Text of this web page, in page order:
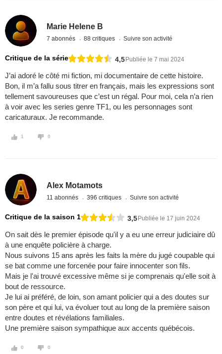
Marie Helene B
7 abonnés 88 critiques Suivre son activité
Critique de la série 4,5Publiée le 7 mai 2024
J’ai adoré le côté mi fiction, mi documentaire de cette histoire.
Bon, il m’a fallu sous titrer en français, mais les expressions sont
tellement savoureuses que c’est un régal. Pour moi, cela n’a rien
à voir avec les series genre TF1, ou les personnages sont
caricaturaux. Je recommande.
1 0
Alex Motamots
11 abonnés 396 critiques Suivre son activité
Critique de la saison 1 3,5Publiée le 17 juin 2024
On sait dès le premier épisode qu'il y a eu une erreur judiciaire dû
à une enquête policière à charge.
Nous suivons 15 ans après les faits la mère du jugé coupable qui
se bat comme une forcenée pour faire innocenter son fils.
Mais je l'ai trouvé excessive même si je comprenais qu'elle soit à
bout de ressource.
Je lui ai préféré, de loin, son amant policier qui a des doutes sur
son père et qui lui, va évoluer tout au long de la première saison
entre doutes et révélations familiales.
Une première saison sympathique aux accents québécois.
0 0